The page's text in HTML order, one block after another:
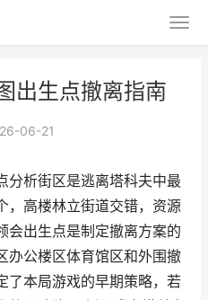
出生点撤离指南
06-21
分析街区是逃离塔科夫中最
，高楼林立街道交错，资源
会出生点是制定撤离方案的
办公楼区体育馆区和外围撤
了本局游戏的早期策略，若